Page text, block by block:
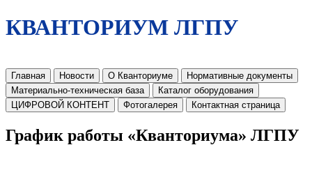
КВАНТОРИУМ ЛГПУ
Главная Новости О Кванториуме
Нормативные документы
Материально-техническая база
Каталог оборудования
ЦИФРОВОЙ КОНТЕНТ
Фотогалерея Контактная страница
График работы «Кванториума» ЛГПУ